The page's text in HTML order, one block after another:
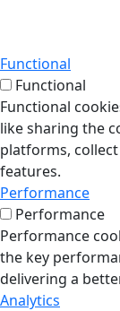
Functional
Functional
Functional
like sharing the
platforms,
features.
Performance
Performance
Performance
the key
delivering a
Analytics